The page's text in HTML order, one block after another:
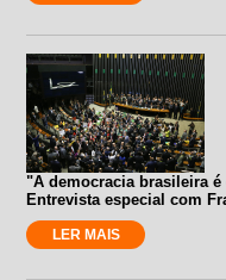
"A democracia brasileira
Entrevista especial com
LER MAIS